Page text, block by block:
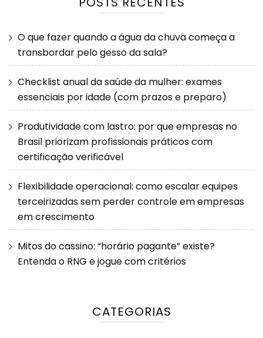
O que fazer quando a água da chuva começa a
transbordar pelo gesso da sala?
Checklist anual da saúde da mulher: exames
essenciais por idade (com prazos e preparo)
Produtividade com lastro: por que empresas no
Brasil priorizam profissionais práticos com
certificação verificável
Flexibilidade operacional: como escalar equipes
terceirizadas sem perder controle em empresas
em crescimento
Mitos do cassino: “horário pagante” existe?
Entenda o RNG e jogue com critérios
CATEGORIAS